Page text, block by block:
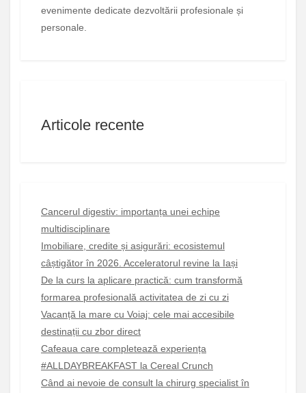
evenimente dedicate dezvoltării profesionale și
personale.
Articole recente
Cancerul digestiv: importanța unei echipe
multidisciplinare
Imobiliare, credite și asigurări: ecosistemul
câștigător în 2026. Acceleratorul revine la Iași
De la curs la aplicare practică: cum transformă
formarea profesională activitatea de zi cu zi
Vacanță la mare cu Voiaj: cele mai accesibile
destinații cu zbor direct
Cafeaua care completează experiența
#ALLDAYBREAKFAST la Cereal Crunch
Când ai nevoie de consult la chirurg specialist în